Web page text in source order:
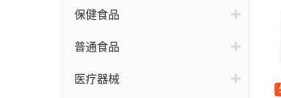
保健食品
普通食品
医疗器械